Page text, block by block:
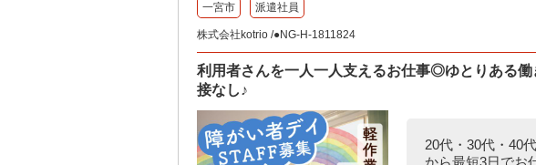
一宮市 派遣社員
株式会社kotrio /●NG-H-1811824
利用者さんを一人一人支えるお仕事◎ゆとりある
接なし♪
20代・30代・40
から最短3日でお